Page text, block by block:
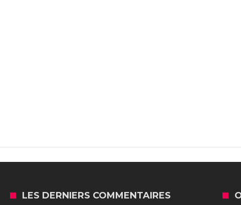
LES DERNIERS COMMENTAIRES